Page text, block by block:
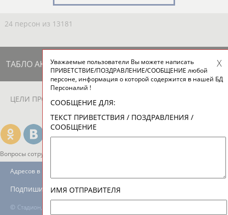
24 персон из 13181
ТАБЛО АКТИВНОСТИ
ЦЕЛИ ПРОЕКТА КОНТАКТЫ
Вопросы сотрудничества и совместной деятельности
© Стадион, 1998-2026
Адресов в новостной рассылке: 996
Подпишись
Уважаемые пользователи Вы можете написать
ПРИВЕТСТВИЕ/ПОЗДРАВЛЕНИЕ/СООБЩЕНИЕ любой
персоне, информация о которой содержится в нашей БД
Персоналий !
СООБЩЕНИЕ ДЛЯ:
ТЕКСТ ПРИВЕТСТВИЯ / ПОЗДРАВЛЕНИЯ /
СООБЩЕНИЕ
ИМЯ ОТПРАВИТЕЛЯ